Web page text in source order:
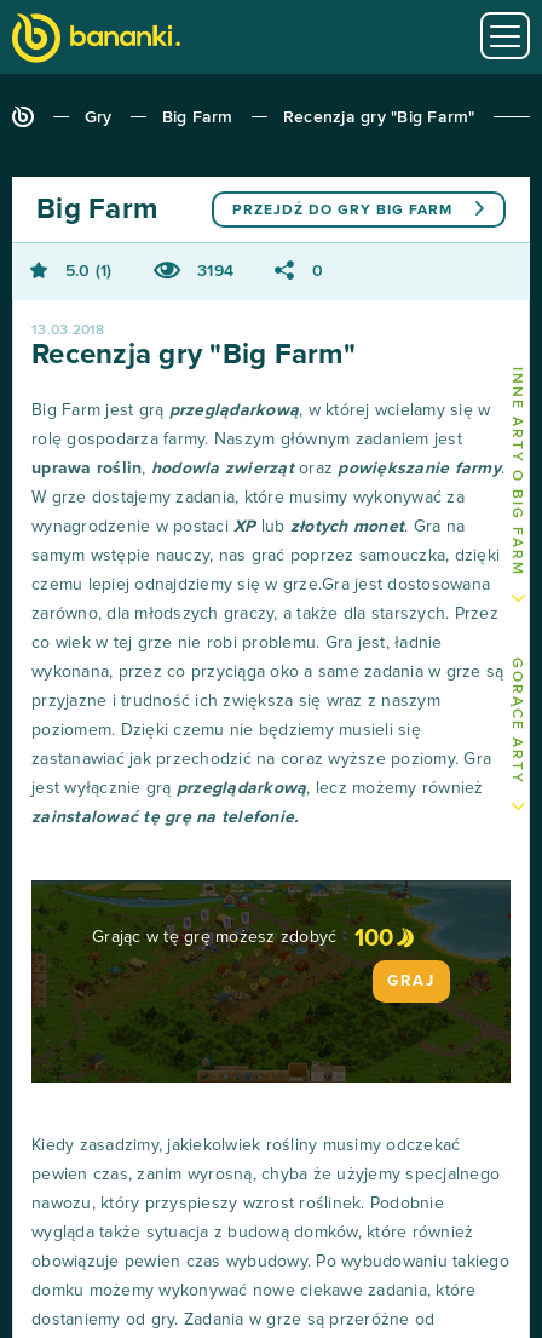
Gry Big Farm Recenzja gry "Big Farm"
INNE ARTY O BIG FARM
GORĄCE ARTY
PRZEJDŹ DO GRY BIG FARM
Big Farm
5.0 1 3194 0
13.03.2018
Recenzja gry "Big Farm"
Big Farm jest grą przeglądarkową, w której wcielamy się w
rolę gospodarza farmy. Naszym głównym zadaniem jest
uprawa roślin, hodowla zwierzątoraz powiększanie farmy.
W grze dostajemy zadania, które musimy wykonywać za
wynagrodzenie w postaci XP lub złotych monet. Gra na
samym wstępie nauczy, nas grać poprzez samouczka, dzięki
czemu lepiej odnajdziemy się w grze.Gra jest dostosowana
zarówno, dla młodszych graczy, a także dla starszych. Przez
co wiek w tej grze nie robi problemu. Gra jest, ładnie
wykonana, przez co przyciąga oko a same zadania w grze są
przyjazne i trudność ich zwiększa się wraz z naszym
poziomem. Dzięki czemu nie będziemy musieli się
zastanawiać jak przechodzić na coraz wyższe poziomy. Gra
jest wyłącznie grą przeglądarkową, lecz możemy również
zainstalować tę grę na telefonie.
Grając w tę grę możesz zdobyć 100
GRAJ
Kiedy zasadzimy, jakiekolwiek rośliny musimy odczekać
pewien czas, zanim wyrosną, chyba że użyjemy specjalnego
nawozu, który przyspieszy wzrost roślinek. Podobnie
wygląda także sytuacja z budową domków, które również
obowiązuje pewien czas wybudowy. Po wybudowaniu takiego
domku możemy wykonywać nowe ciekawe zadania, które
dostaniemy od gry. Zadania w grze są przeróżne od